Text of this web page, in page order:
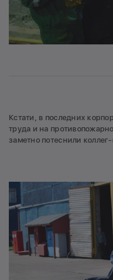
Кстати, в последних
труда и на
заметно потеснили